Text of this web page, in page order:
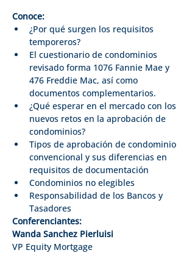
Conoce:
¿Por qué surgen los requisitos
temporeros?
El cuestionario de condominios
revisado forma 1076 Fannie Mae y
476 Freddie Mac, así como
documentos complementarios.
¿Qué esperar en el mercado con los
nuevos retos en la aprobación de
condominios?
Tipos de aprobación de condominio
convencional y sus diferencias en
requisitos de documentación
Condominios no elegibles
Responsabilidad de los Bancos y
Tasadores
Conferenciantes:
Wanda Sanchez Pierluisi
VP Equity Mortgage